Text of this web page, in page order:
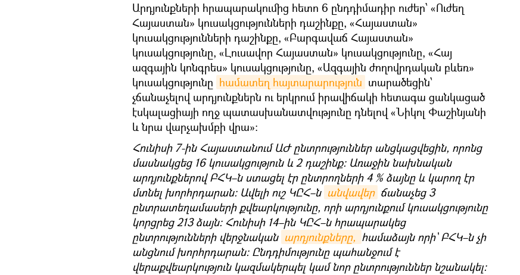
Արդյունքների հրապարակումից հետո 6 ընդդիմադիր ուժեր՝ «Ուժեղ
Հայաստան» կուսակցությունների դաշինքը, «Հայաստան»
կուսակցությունների դաշինքը, «Բարգավաճ Հայաստան»
կուսակցությունը, «Լուսավոր Հայաստան» կուսակցությունը, «Հայ
ազգային կոնգրես» կուսակցությունը, «Ազգային ժողովրդական բևեռ»
կուսակցությունը համատեղ հայտարարություն տարածեցին՝
չճանաչելով արդյունքներն ու երկրում իրավիճակի հետագա ցանկացած
էսկալացիայի ողջ պատասխանատվությունը դնելով «Նիկոլ Փաշինյանի
և նրա վարչախմբի վրա»։
Հունիսի 7-ին Հայաստանում ԱԺ ընտրություններ անցկացվեցին, որոնց
մասնակցեց 16 կուսակցություն և 2 դաշինք։ Առաջին նախնական
արդյունքներով ԲՀԿ–ն ստացել էր ընտրողների 4 % ձայնը և կարող էր
մտնել խորհրդարան։ Ավելի ուշ ԿԸՀ–ն անվավեր ճանաչեց 3
ընտրատեղամասերի քվեարկությունը, որի արդյունքում կուսակցությունը
կորցրեց 213 ձայն։ Հունիսի 14–ին ԿԸՀ–ն հրապարակեց
ընտրությունների վերջնական արդյունքները, համաձայն որի` ԲՀԿ–ն չի
անցնում խորհրդարան։ Ընդդիմությունը պահանջում է
վերաքվեարկություն կազմակերպել կամ նոր ընտրություններ նշանակել։